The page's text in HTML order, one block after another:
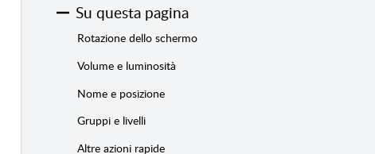
Su questa pagina
Rotazione dello schermo
Volume e luminosità
Nome e posizione
Gruppi e livelli
Altre azioni rapide